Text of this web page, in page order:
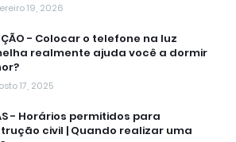
19, 2026
- Colocar o telefone na luz
realmente ajuda você a dormir
17, 2025
- Horários permitidos para
civil | Quando realizar uma